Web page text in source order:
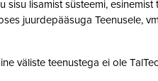
lisamist süsteemi,
juurdepääsuga Teenusele,
väliste teenustega ei ole